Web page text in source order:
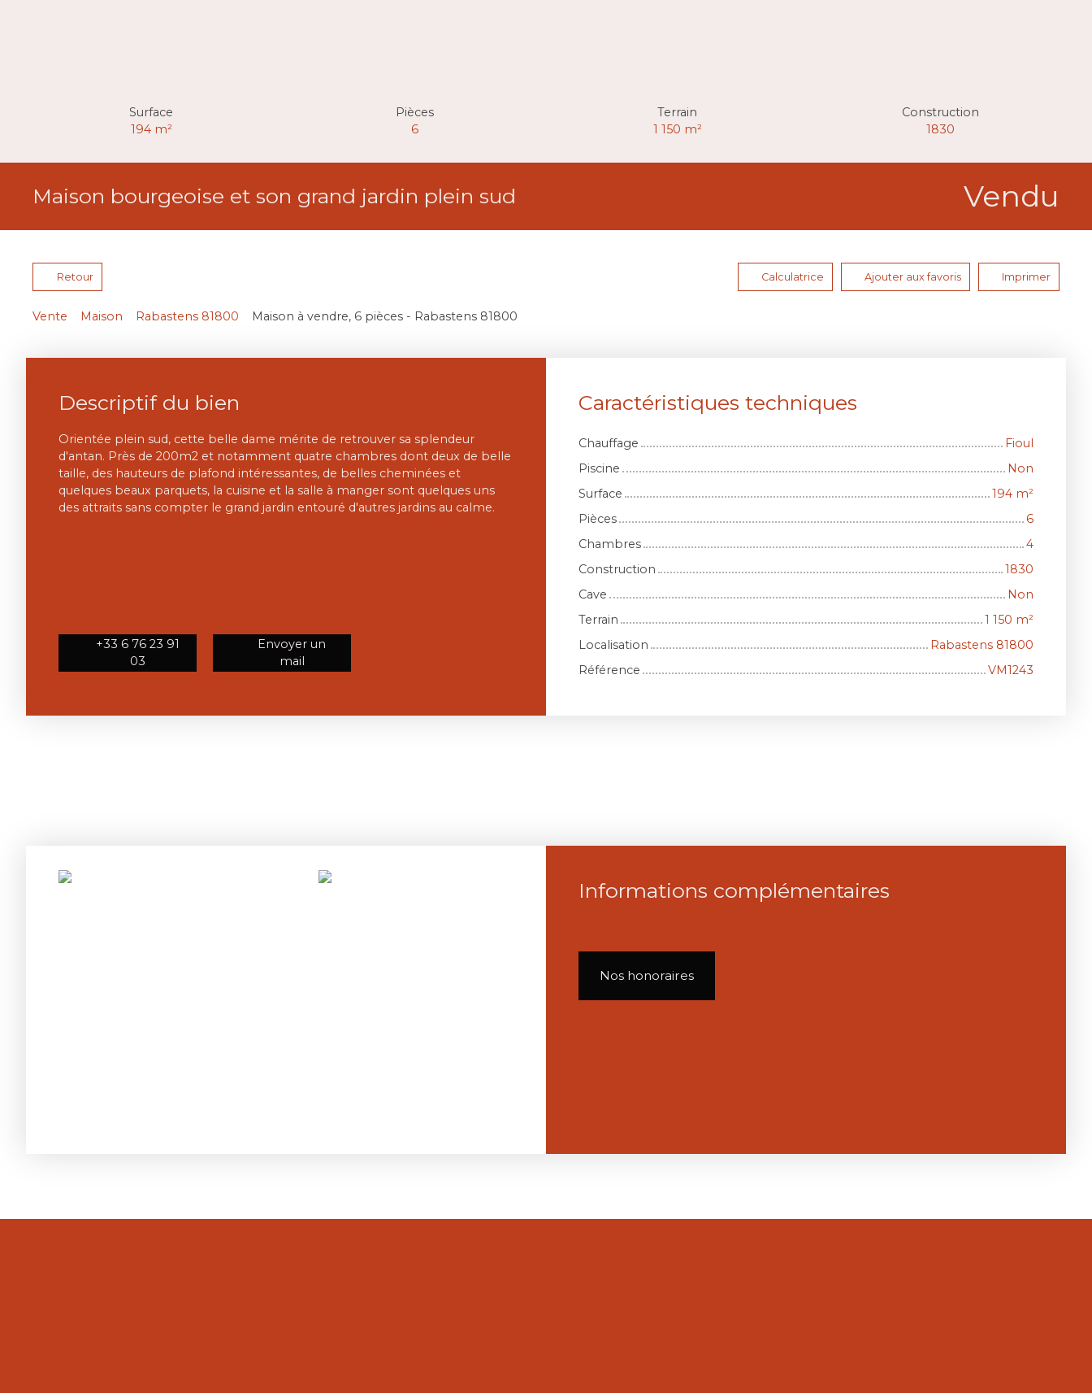
Surface
194 m²
Pièces
6
Terrain
1 150 m²
Construction
1830
Maison bourgeoise et son grand jardin plein sud Vendu
Retour Calculatrice Ajouter aux favoris Imprimer
Vente Maison Rabastens 81800 Maison à vendre, 6 pièces - Rabastens 81800
Descriptif du bien
Orientée plein sud, cette belle dame mérite de retrouver sa splendeur
d'antan. Près de 200m2 et notamment quatre chambres dont deux de belle
taille, des hauteurs de plafond intéressantes, de belles cheminées et
quelques beaux parquets, la cuisine et la salle à manger sont quelques uns
des attraits sans compter le grand jardin entouré d'autres jardins au calme.
+33 6 76 23 91
03
Envoyer un
mail
Caractéristiques techniques
Chauffage
Fioul
Piscine
Non
Surface
194 m²
Pièces
6
Chambres
4
Construction
1830
Cave
Non
Terrain
1 150 m²
Localisation
Rabastens 81800
Référence
VM1243
Informations complémentaires
Nos honoraires